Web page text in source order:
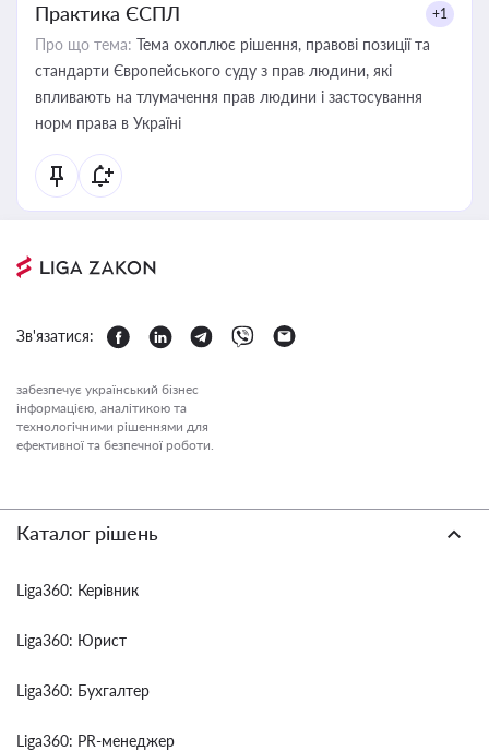
Практика ЄСПЛ +1
Про що тема: Тема охоплює рішення, правові позиції та
стандарти Європейського суду з прав людини, які
впливають на тлумачення прав людини і застосування
норм права в Україні
Зв'язатися:
забезпечує український бізнес
інформацією, аналітикою та
технологічними рішеннями для
ефективної та безпечної роботи.
Каталог рішень
Liga360: Керівник
Liga360: Юрист
Liga360: Бухгалтер
Liga360: PR-менеджер